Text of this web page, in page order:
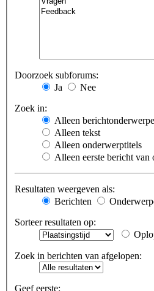
Doorzoek subforums:
Ja
Nee
Zoek in:
Alleen
Alleen tekst
Alleen onderwerptitels
Alleen eerste bericht van
Resultaten weergeven als:
Berichten
Sorteer resultaten op:
Zoek in berichten van afgelopen:
Geef eerste: